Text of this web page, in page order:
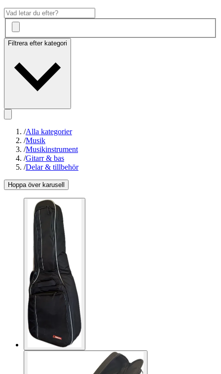
Filtrera efter kategori
/Alla kategorier
/Musik
/Musikinstrument
/Gitarr & bas
/Delar & tillbehör
Hoppa över karusell